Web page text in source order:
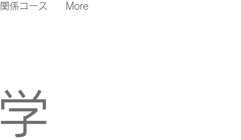
係コース More